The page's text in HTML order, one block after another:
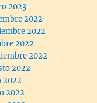
2023
2022
2022
2022
2022
2022
2022
2022